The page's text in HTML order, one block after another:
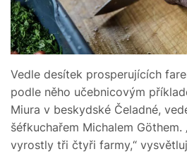
Vedle desítek prosperujících
podle něho učebnicovým
Miura v beskydské Čeladné,
šéfkuchařem Michalem Göthem.
vyrostly tři čtyři farmy,“